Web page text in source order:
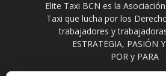
Elite Taxi BCN es la
Taxi que lucha por los
trabajadores y
ESTRATEGIA, PASIÓN
POR y PARA